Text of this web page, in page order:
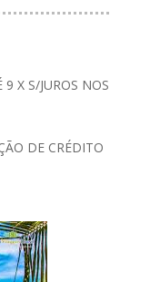
X S/JUROS NOS
DE CRÉDITO